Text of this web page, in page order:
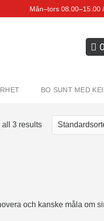
Mån–tors 08.00–15.00
BO SUNT MED
3 results
och kanske måla om